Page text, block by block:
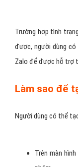
Trường hợp tình
được, người dùng
Zalo để được hỗ trợ
Làm sao để
Người dùng có thể
Trên màn